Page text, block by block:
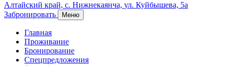
Алтайский край, с. Нижнекаянча, ул. Куйбышева, 5а
Забронировать
Меню
Главная
Проживание
Бронирование
Спецпредложения